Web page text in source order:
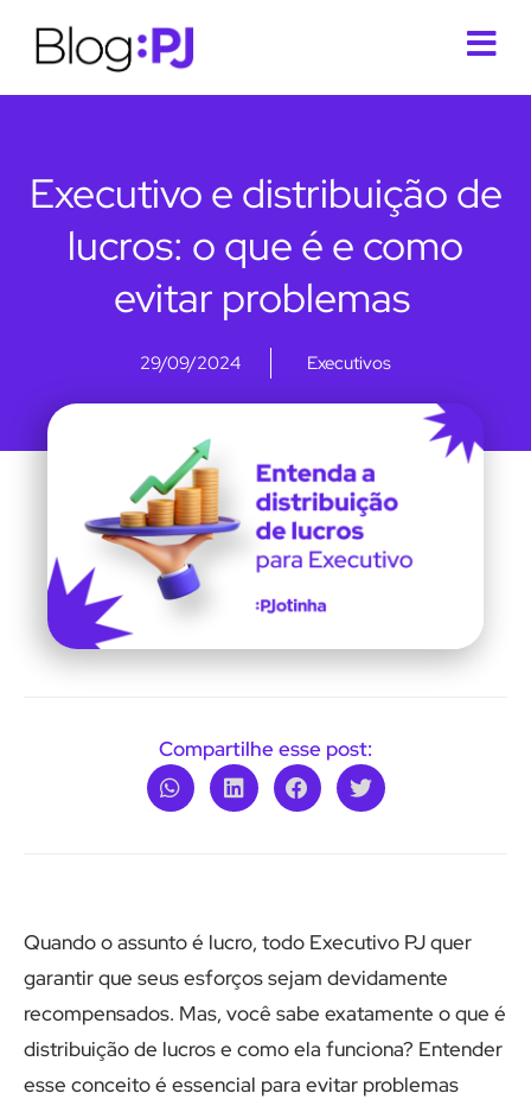
Executivo e distribuição de
lucros: o que é e como
evitar problemas
29/09/2024 Executivos
Compartilhe esse post:
Quando o assunto é lucro, todo Executivo PJ quer
garantir que seus esforços sejam devidamente
recompensados. Mas, você sabe exatamente o que é
distribuição de lucros e como ela funciona? Entender
esse conceito é essencial para evitar problemas